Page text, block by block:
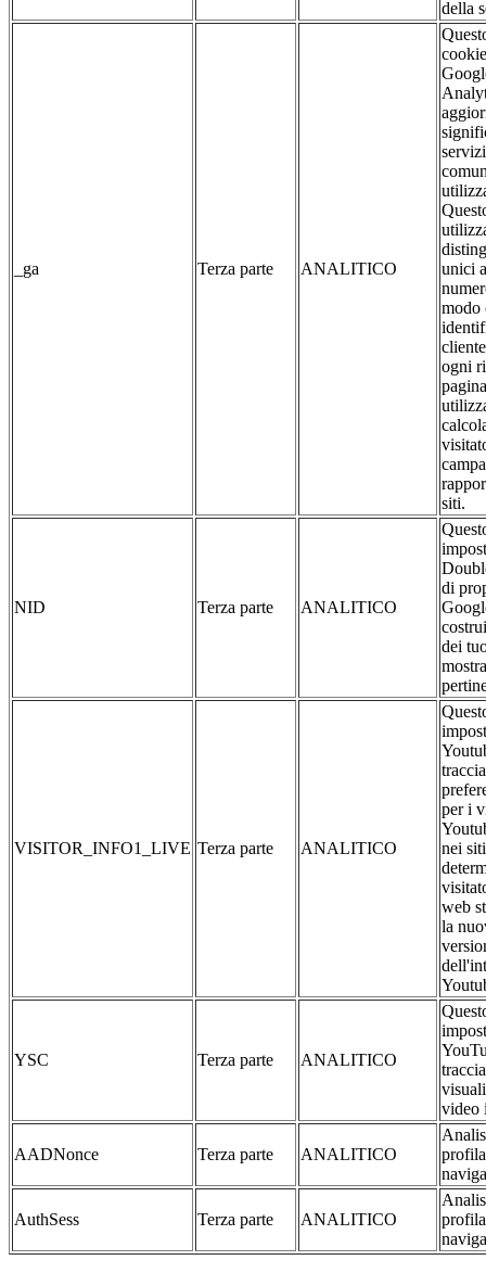
della
_ga Terza parte ANALITICO
unici
modo
ogni
siti.
NID Terza parte ANALITICO
di
dei
VISITOR_INFO1_LIVE Terza parte ANALITICO
per i
nei
web
la
YSC Terza parte ANALITICO
video
AADNonce Terza parte ANALITICO
AuthSess Terza parte ANALITICO